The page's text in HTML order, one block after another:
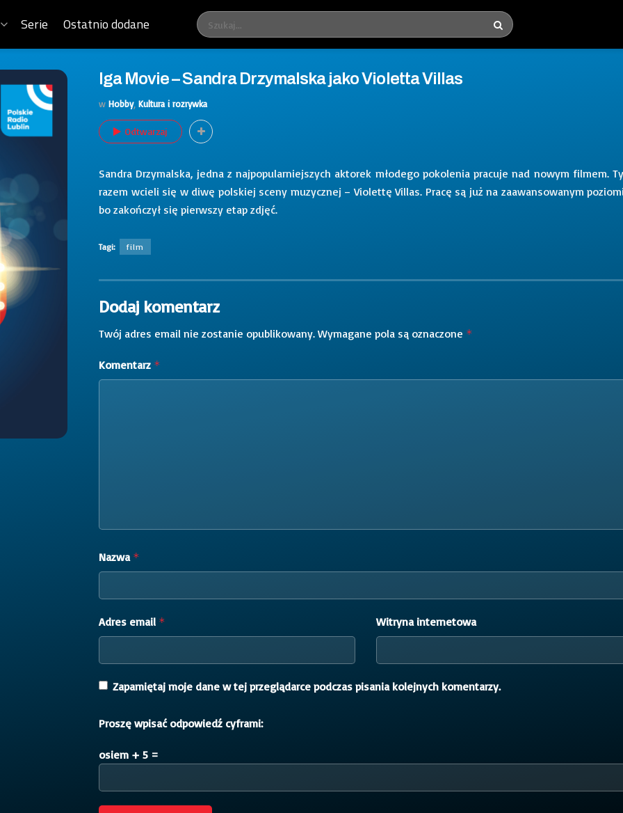
Serie Ostatnio dodane
Iga Movie – Sandra Drzymalska jako Violetta Villas
w Hobby, Kultura i rozrywka
Odtwarzaj
Sandra Drzymalska, jedna z najpopularniejszych aktorek młodego pokolenia pracuje nad nowym filmem.
razem wcieli się w diwę polskiej sceny muzycznej – Violettę Villas. Pracę są już na zaawansowanym
bo zakończył się pierwszy etap zdjęć.
Tagi: film
Dodaj komentarz
Twój adres email nie zostanie opublikowany. Wymagane pola są oznaczone *
Komentarz *
Nazwa *
Adres email * Witryna internetowa
Zapamiętaj moje dane w tej przeglądarce podczas pisania kolejnych komentarzy.
Proszę wpisać odpowiedź cyframi:
osiem + 5 =